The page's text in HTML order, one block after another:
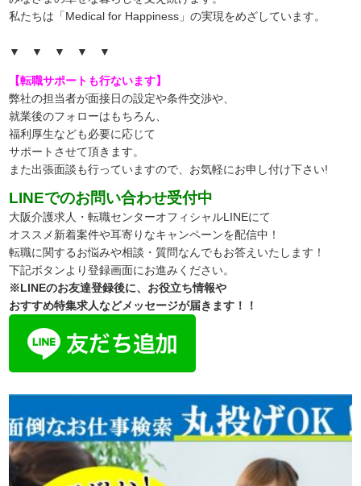
私たちは「Medical for Happiness」の実現をめざしています。
▼ ▼ ▼ ▼ ▼
【転職サポートも行ないます】
弊社の担当者が面接日の設定や条件交渉や、
就業後のフォローはもちろん、
福利厚生なども必要に応じて
サポートさせて頂きます。
また出張面談も行っていますので、 お気軽にお申し付け下さい!
LINEでのお問い合わせ受付中
大阪介護求人・転職センターオフィシャルLINEにて
オススメ新着案件や耳寄りなキャンペーンを配信中！
転職に関するお悩みや相談・質問なんでもお答えいたします！
下記ボタンより登録画面にお進みください。
※LINEのお友達登録後に、お役立ち情報や
おすすめ特集求人などメッセージが届きます！！